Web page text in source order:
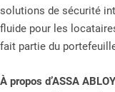
solutions de sécurité
fluide pour les
fait partie du
À propos d’ASSA